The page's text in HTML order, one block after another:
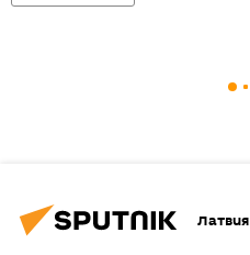
Латвия